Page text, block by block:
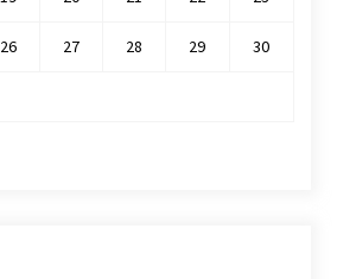
26 27 28 29 30